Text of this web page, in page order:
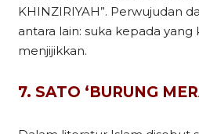
KHINZIRIYAH”. Perwujudan
antara lain: suka kepada
menjijikkan.
7. SATO ‘BURUNG